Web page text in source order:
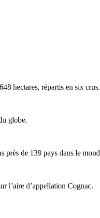
hectares, répartis en six crus.
globe.
près de 139 pays dans le
l’aire d’appellation Cognac.